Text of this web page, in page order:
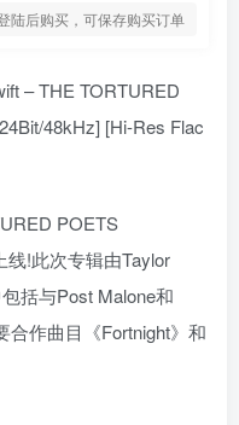
陆后购买，可保存购买订单
POETS
线!此次专辑由Taylor
括与Post Malone和
合作曲目《Fortnight》和